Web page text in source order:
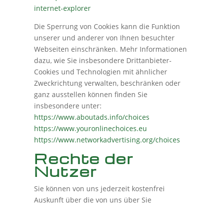
internet-explorer
Die Sperrung von Cookies kann die Funktion
unserer und anderer von Ihnen besuchter
Webseiten einschränken. Mehr Informationen
dazu, wie Sie insbesondere Drittanbieter-
Cookies und Technologien mit ähnlicher
Zweckrichtung verwalten, beschränken oder
ganz ausstellen können finden Sie
insbesondere unter:
https://www.aboutads.info/choices
https://www.youronlinechoices.eu
https://www.networkadvertising.org/choices
Rechte der
Nutzer
Sie können von uns jederzeit kostenfrei
Auskunft über die von uns über Sie